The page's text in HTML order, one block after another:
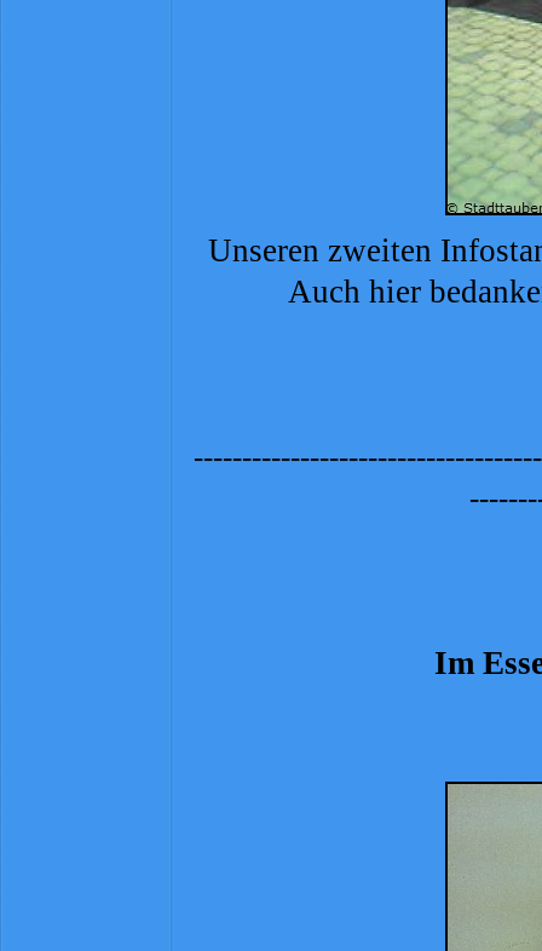
Unseren zweiten
Auch hier
------------------------------------
-------
Im